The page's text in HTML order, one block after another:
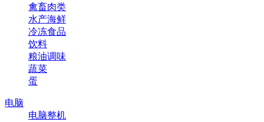
禽畜肉类
水产海鲜
冷冻食品
饮料
粮油调味
蔬菜
蛋
电脑
电脑整机